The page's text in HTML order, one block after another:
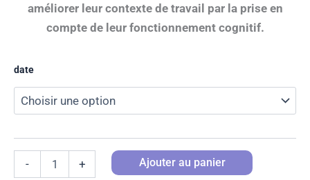
améliorer leur contexte de travail par la prise en
compte de leur fonctionnement cognitif.
date
-
quantité
MODULE
+ Ajouter au panier